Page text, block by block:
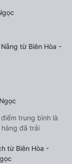
từ Biên Hòa -
trung bình là
đã trải
từ Biên Hòa -